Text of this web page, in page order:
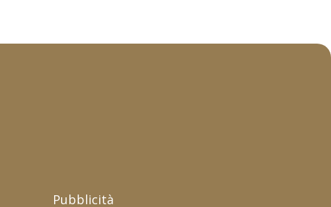
Pubblicità